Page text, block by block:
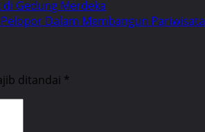
di Gedung Merdeka
Dalam Membangun Pariwisata
ditandai *